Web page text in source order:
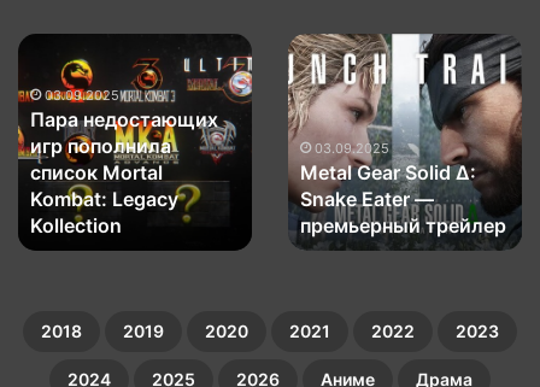
Пара
недостающих
игр
пополнила
список
Mortal
Kombat:
Legacy
Kollection
03.09.2025
Пара недостающих
игр пополнила
список Mortal
Kombat: Legacy
Kollection
Metal
Gear
Solid
Δ:
Snake
Eater
—
премьерный
трейлер
03.09.2025
Metal Gear Solid Δ:
Snake Eater —
премьерный трейлер
2018 2019 2020 2021 2022 2023
2024 2025 2026 Аниме Драма